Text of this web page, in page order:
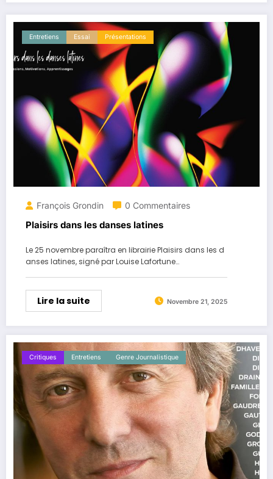
Entretiens Essai Présentations
François Grondin 0 Commentaires
Plaisirs dans les danses latines
Le 25 novembre paraîtra en librairie Plaisirs dans les d
anses latines, signé par Louise Lafortune…
Lire la suite Novembre 21, 2025
Critiques Entretiens Genre Journalistique